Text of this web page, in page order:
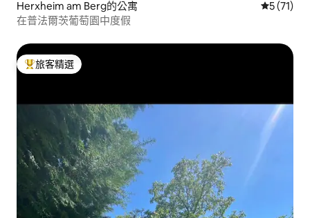
Herxheim am Berg的公寓 從 71 則
5 (71)
在普法爾茨葡萄園中度假
旅客精選榜首
旅客精選